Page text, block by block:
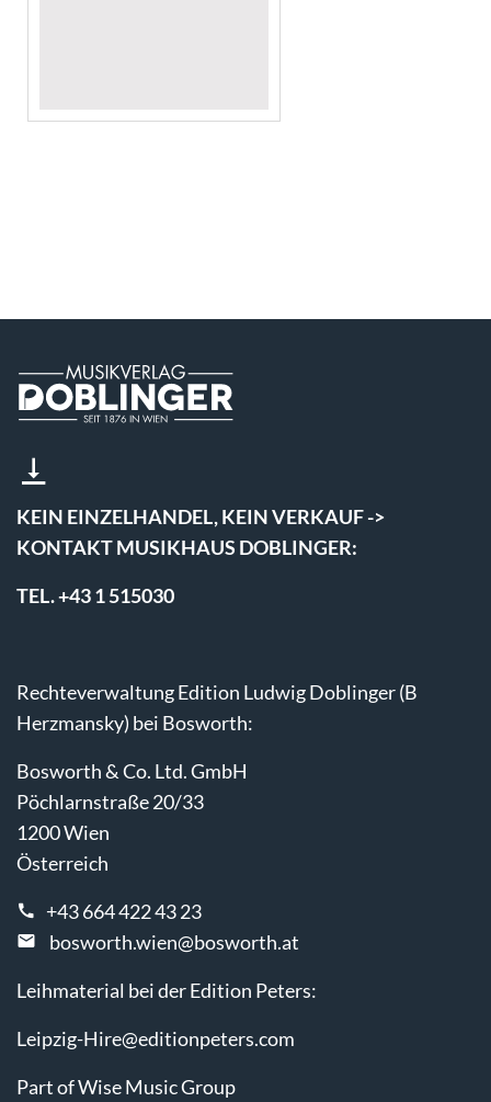
KEIN EINZELHANDEL, KEIN VERKAUF ->
KONTAKT MUSIKHAUS DOBLINGER:
TEL. +43 1 515030
Rechteverwaltung Edition Ludwig Doblinger (B
Herzmansky) bei Bosworth:
Bosworth & Co. Ltd. GmbH
Pöchlarnstraße 20/33
1200 Wien
Österreich
+43 664 422 43 23
bosworth.wien@bosworth.at
Leihmaterial bei der Edition Peters:
Leipzig-Hire@editionpeters.com
Part of Wise Music Group